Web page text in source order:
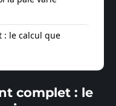
: le calcul que
complet : le